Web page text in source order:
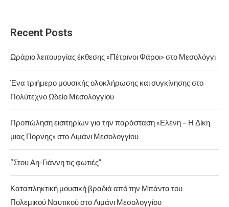
Recent Posts
Ωράριο λειτουργίας έκθεσης «Πέτρινοι Φάροι» στο Μεσολόγγι
Ένα τριήμερο μουσικής ολοκλήρωσης και συγκίνησης στο
Πολύτεχνο Ωδείο Μεσολογγίου
Προπώληση εισιτηρίων για την παράσταση «Ελένη – Η Δίκη
μιας Πόρνης» στο Λιμάνι Μεσολογγίου
“Στου Αη-Γιάννη τις φωτιές”
Καταπληκτική μουσική βραδιά από την Μπάντα του
Πολεμικού Ναυτικού στο Λιμάνι Μεσολογγίου